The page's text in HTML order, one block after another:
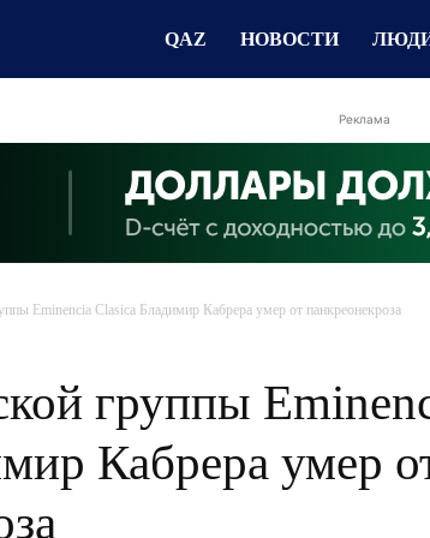
QAZ НОВОСТИ
Реклама
Eminencia Clasica Бладимир Кабрера умер от панкреонекроза
группы
Кабрера умер